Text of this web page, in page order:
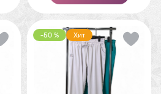
-50 % Хит